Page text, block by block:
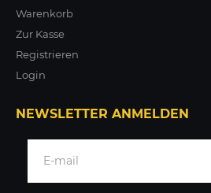
Warenkorb
Zur Kasse
Registrieren
Login
NEWSLETTER ANMELDEN